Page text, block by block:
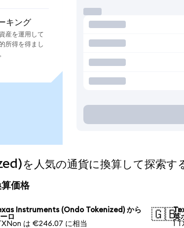
キング
産を運用して
所得を得まし
人気の通貨に換算して探索す
価格
Instruments (Ondo Tokenized) から
ロ
は €246.07 に相当
🇬🇧
英
1